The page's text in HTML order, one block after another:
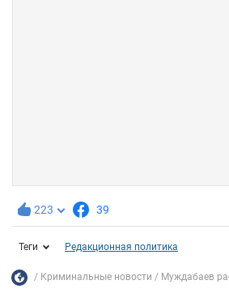
223 39
Теги Редакционная политика
Криминальные новости Муждабаев